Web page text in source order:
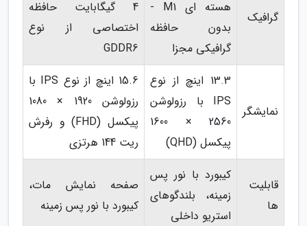
گرافیک
هسته ای M1 -
بدون حافظه
گرافیکی مجزا
4 گیگابایت حافظه
اختصاصی از نوع
GDDR6
نمایشگر
13.3 اینچ از نوع
IPS با رزولوشن
2560 × 1600
پیکسل (QHD)
15.6 اینچ از نوع IPS با
رزولوشن 1920 × 1080
پیکسل (FHD) و رفرش
ریت 144 هرتزی
قابلیت
ها
کیبورد با نور پس
زمینه، بلندگوهای
استریو داخلی
صفحه نمایش مات،
کیبورد با نور پس زمینه